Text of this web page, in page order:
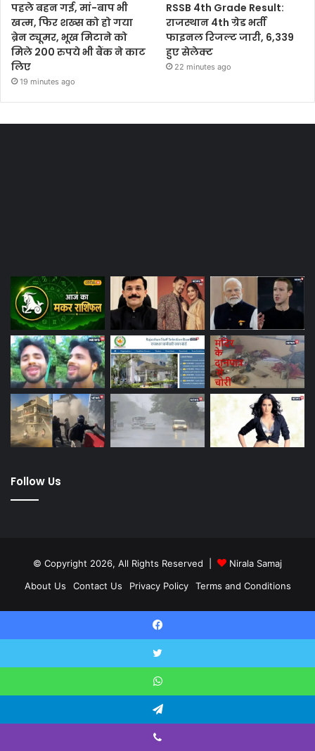
पहले बहन गई, मां-बाप भी
खत्म, फिर शख्स को हो गया
ब्रेन ट्यूमर, भूख मिटाने को
मिले 200 रुपये भी बैंक ने काट
लिए
19 minutes ago
RSSB 4th Grade Result:
राजस्थान 4th ग्रेड भर्ती
फाइनल रिजल्ट जारी, 6,339
हुए सेलेक्ट
22 minutes ago
Follow Us
© Copyright 2026, All Rights Reserved |
Nirala Samaj
About Us
Contact Us Privacy Policy Terms and Conditions
Twitter
Facebook
Twitter
WhatsApp
Telegram